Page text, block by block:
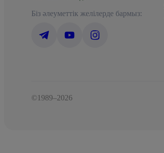
Біз әлеуметтік желілерде бармыз:
©1989–2026